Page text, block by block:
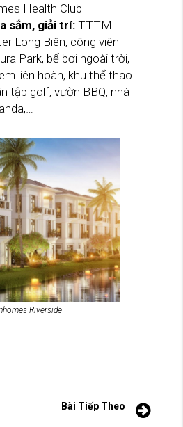
Health Club
sắm, giải trí: TTTM
Long Biên, công viên
Park, bể bơi ngoài trời,
liên hoàn, khu thể thao
tập golf, vườn BBQ, nhà
Riverside
Bài Tiếp Theo